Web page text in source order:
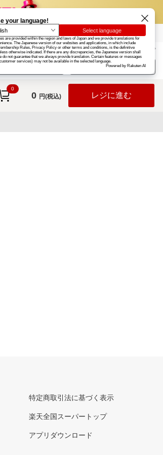
楽天グループ カード
お知らせ ヘルプ
ログイン
0
0 円(税込) レジに進む
特定商取引法に基づく表示
楽天全国スーパートップ
アプリダウンロード